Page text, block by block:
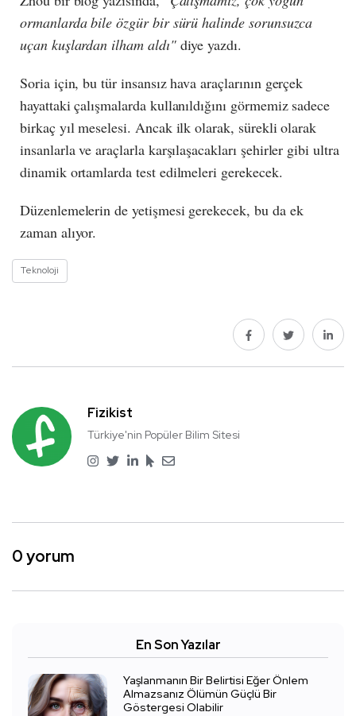
ormanlarda bile özgür bir sürü halinde sorunsuzca
uçan kuşlardan ilham aldı"diye yazdı.
Soria için, bu tür insansız hava araçlarının gerçek
hayattaki çalışmalarda kullanıldığını görmemiz sadece
birkaç yıl meselesi. Ancak ilk olarak, sürekli olarak
insanlarla ve araçlarla karşılaşacakları şehirler gibi ultra
dinamik ortamlarda test edilmeleri gerekecek.
Düzenlemelerin de yetişmesi gerekecek, bu da ek
zaman alıyor.​
Teknoloji
Fizikist
Türkiye'nin Popüler Bilim Sitesi
0 yorum
En Son Yazılar
Yaşlanmanın Bir Belirtisi Eğer Önlem
Almazsanız Ölümün Güçlü Bir
Göstergesi Olabilir